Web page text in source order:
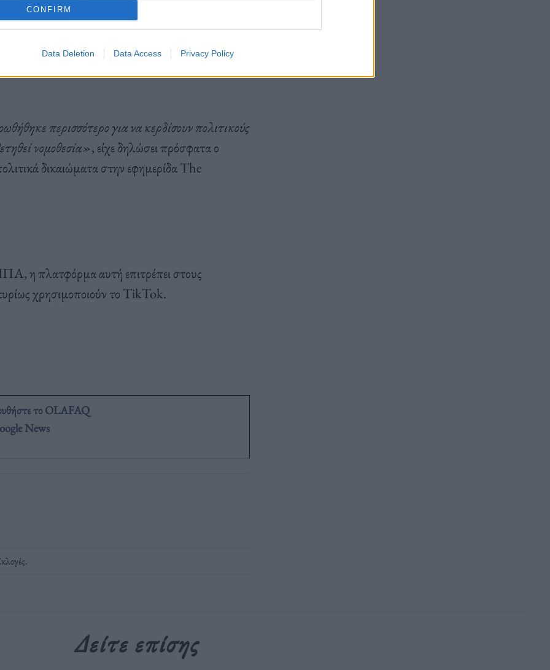
CONFIRM
Data Deletion Data Access Privacy Policy
δεν φαίνεται να εξετάζεται η άμεση λήψη
ή να περιοριστείη χρήση αυτού του μέσου
περισσότερο για να κερδίσουν πολιτικούς
νομοθεσία», είχε δηλώσει πρόσφατα ο
δικαιώματα στην εφημερίδα The
η πλατφόρμα αυτή επιτρέπει στους
χρησιμοποιούν το TikTok.
το OLAFAQ
News
.
Δείτε επίσης